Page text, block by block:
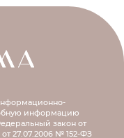
информацию
закон от
27.07.2006 № 152-ФЗ